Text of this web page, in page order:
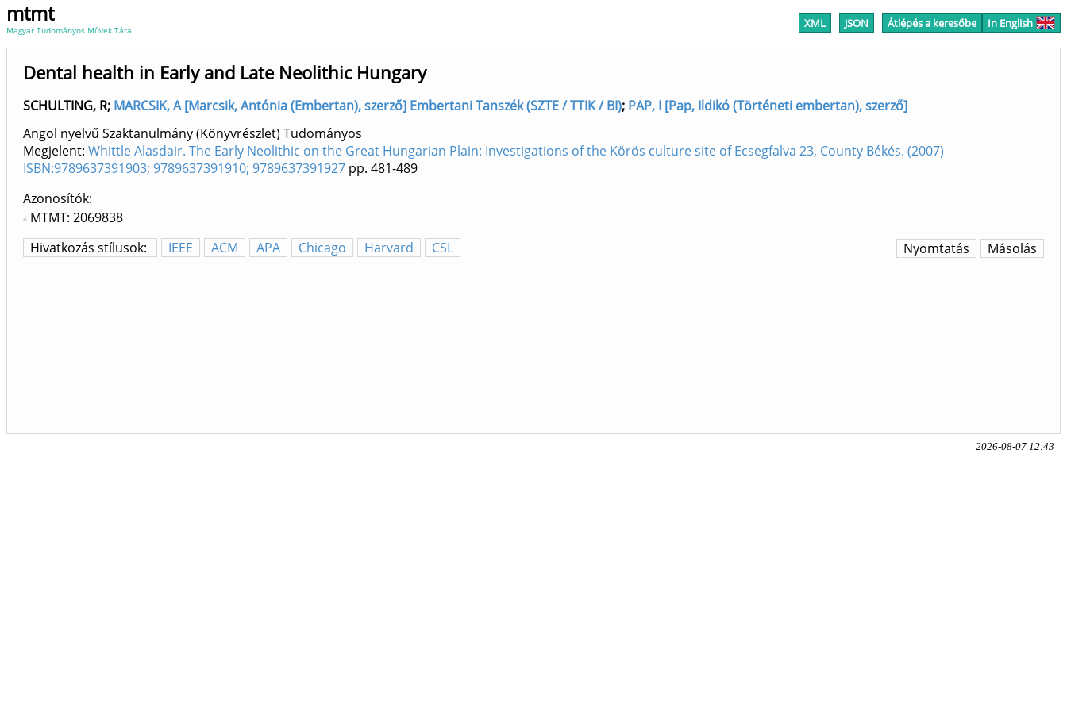
mtmt
Magyar Tudományos Művek Tára XML JSON Átlépés a keresőbe In English
Dental health in Early and Late Neolithic Hungary
SCHULTING, R; MARCSIK, A [Marcsik, Antónia (Embertan), szerző] Embertani Tanszék (SZTE / TTIK / BI); PAP, I [Pap, Ildikó (Történeti embertan), szerző]
Angol nyelvű Szaktanulmány (Könyvrészlet) Tudományos
Megjelent: Whittle Alasdair. The Early Neolithic on the Great Hungarian Plain: Investigations of the Körös culture site of Ecsegfalva 23, County Békés. (2007)
ISBN:9789637391903; 9789637391910; 9789637391927 pp. 481-489
Azonosítók
MTMT: 2069838
Hivatkozás stílusok:
IEEE ACM APA Chicago Harvard CSL Másolás
Nyomtatás
2026-08-07 12:43